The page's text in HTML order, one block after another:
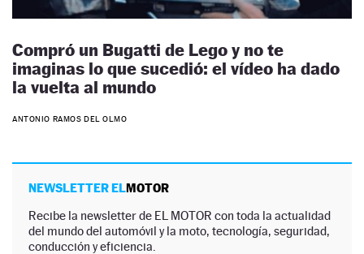
Compró un Bugatti de Lego y no te
imaginas lo que sucedió: el vídeo ha dado
la vuelta al mundo
ANTONIO RAMOS DEL OLMO
NEWSLETTER ELMOTOR
Recibe la newsletter de EL MOTOR con toda la actualidad
del mundo del automóvil y la moto, tecnología, seguridad,
conducción y eficiencia.